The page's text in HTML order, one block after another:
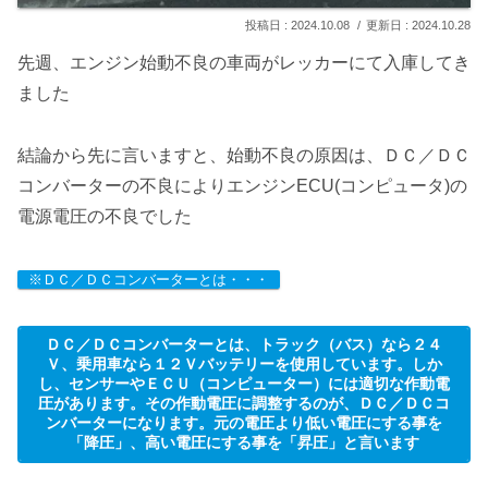
2024.10.08 2024.10.28
先週、エンジン始動不良の車両がレッカーにて入庫してき
ました
結論から先に言いますと、始動不良の原因は、ＤＣ／ＤＣ
コンバーターの不良によりエンジンECU(コンピュータ)の
電源電圧の不良でした
※ＤＣ／ＤＣコンバーターとは・・・
ＤＣ／ＤＣコンバーターとは、トラック（バス）なら２４
Ｖ、乗用車なら１２Ｖバッテリーを使用しています。しか
し、センサーやＥＣＵ（コンピューター）には適切な作動電
圧があります。その作動電圧に調整するのが、ＤＣ／ＤＣコ
ンバーターになります。元の電圧より低い電圧にする事を
「降圧」、高い電圧にする事を「昇圧」と言います